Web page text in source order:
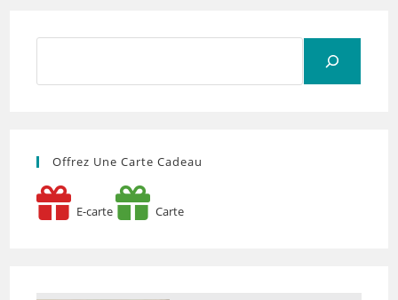
Offrez Une Carte Cadeau
E-carte Carte